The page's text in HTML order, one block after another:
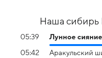
Наша сибирь
05:39 Лунное сияние
05:42
Аракульский